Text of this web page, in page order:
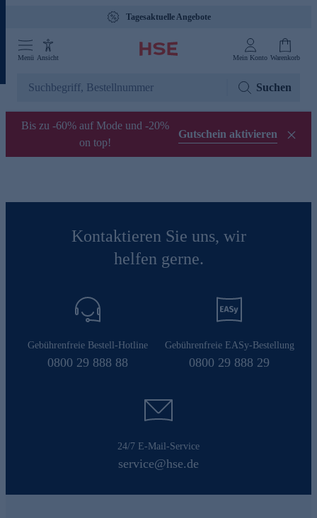
Tagesaktuelle Angebote
Menü Ansicht Mein Konto Warenkorb
Suchen
Bis zu -60% auf Mode und -20%
on top!
Gutschein aktivieren
Kontaktieren Sie uns, wir
helfen gerne.
Gebührenfreie Bestell-Hotline
0800 29 888 88
Gebührenfreie EASy-Bestellung
0800 29 888 29
24/7 E-Mail-Service
service@hse.de